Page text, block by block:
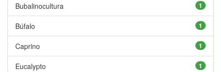
1
Bubalinocultura
1
Búfalo
1
Caprino
1
Eucalypto